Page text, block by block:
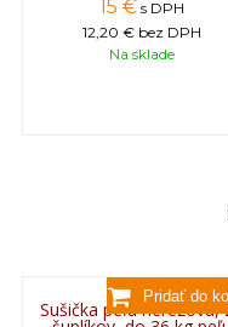
15 € s DPH
12,20 € bez DPH
Na sklade
Sušička peľu nerezová,